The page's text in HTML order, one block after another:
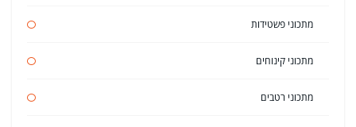
מתכוני פשטידות
מתכוני קינוחים
מתכוני רטבים